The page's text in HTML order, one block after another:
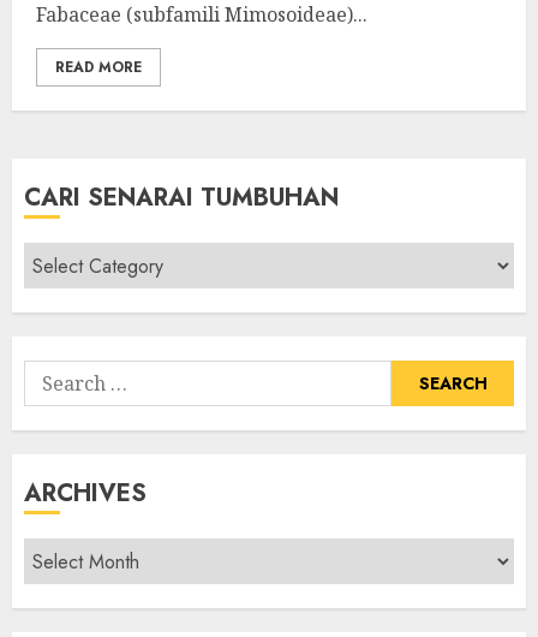
Fabaceae (subfamili Mimosoideae)...
READ MORE
CARI SENARAI TUMBUHAN
Cari
Senarai
Tumbuhan
Search
for:
ARCHIVES
Archives